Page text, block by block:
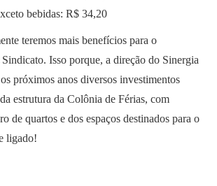
bebidas: R$ 34,20
teremos mais benefícios para o
Sindicato. Isso porque, a direção do Sinergia
próximos anos diversos investimentos
estrutura da Colônia de Férias, com
de quartos e dos espaços destinados para o
ligado!